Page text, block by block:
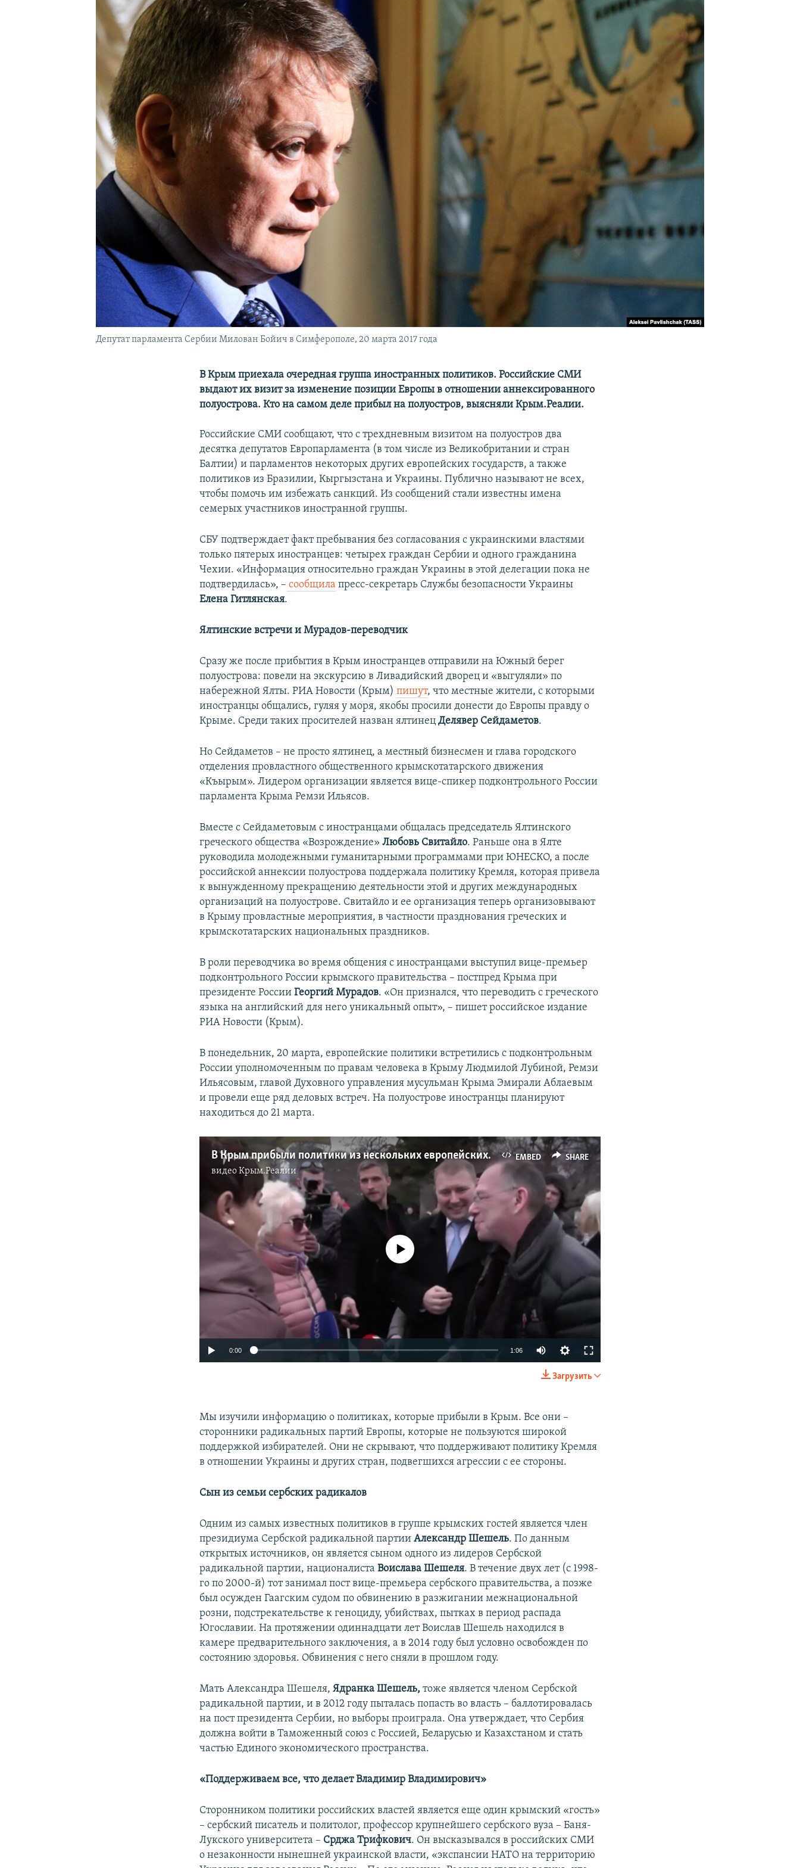
КРЫМ.НЕПОКОРЕННЫЙ
УКРАИНСКАЯ ПРОБЛЕМА КРЫМА
Депутат парламента Сербии Милован Бойич в Симферополе, 20 марта 2017 года
В Крым приехала очередная группа иностранных политиков. Российские СМИ
выдают их визит за изменение позиции Европы в отношении аннексированного
полуострова. Кто на самом деле прибыл на полуостров, выясняли Крым.Реалии.
Российские СМИ сообщают, что с трехдневным визитом на полуостров два
десятка депутатов Европарламента (в том числе из Великобритании и стран
Балтии) и парламентов некоторых других европейских государств, а также
политиков из Бразилии, Кыргызстана и Украины. Публично называют не всех,
чтобы помочь им избежать санкций. Из сообщений стали известны имена
семерых участников иностранной группы.
СБУ подтверждает факт пребывания без согласования с украинскими властями
только пятерых иностранцев: четырех граждан Сербии и одного гражданина
Чехии. «Информация относительно граждан Украины в этой делегации пока не
подтвердилась», – сообщила пресс-секретарь Службы безопасности Украины
Елена Гитлянская.
Ялтинские встречи и Мурадов-переводчик
Сразу же после прибытия в Крым иностранцев отправили на Южный берег
полуострова: повели на экскурсию в Ливадийский дворец и «выгуляли» по
набережной Ялты. РИА Новости (Крым)пишут, что местные жители, с которыми
иностранцы общались, гуляя у моря, якобы просили донести до Европы правду о
Крыме. Среди таких просителей назван ялтинецДелявер Сейдаметов.
Но Сейдаметов – не просто ялтинец, а местный бизнесмен и глава городского
отделения провластного общественного крымскотатарского движения
«Къырым». Лидером организации является вице-спикер подконтрольного России
парламента Крыма Ремзи Ильясов.
Вместе с Сейдаметовым с иностранцами общалась председатель Ялтинского
греческого общества «Возрождение»Любовь Свитайло. Раньше она в Ялте
руководила молодежными гуманитарными программами при ЮНЕСКО, а после
российской аннексии полуострова поддержала политику Кремля, которая привела
к вынужденному прекращению деятельности этой и других международных
организаций на полуострове. Свитайло и ее организация теперь организовывают
в Крыму провластные мероприятия, в частности празднования греческих и
крымскотатарских национальных праздников.
В роли переводчика во время общения с иностранцами выступил вице-премьер
подконтрольного России крымского правительства – постпред Крыма при
президенте РоссииГеоргий Мурадов. «Он признался, что переводить с греческого
языка на английский для него уникальный опыт», – пишет российское издание
РИА Новости (Крым).
В понедельник, 20 марта, европейские политики встретились с подконтрольным
России уполномоченным по правам человека в Крыму Людмилой Лубиной, Ремзи
Ильясовым, главой Духовного управления мусульман Крыма Эмирали Аблаевым
и провели еще ряд деловых встреч. На полуострове иностранцы планируют
находиться до 21 марта.
EMBED SHARE
В Крым прибыли политики из нескольких европейских стран (видео)
видеоКрым.Реалии
SHARE
No media source currently available
0:00 1:06
Загрузить
Мы изучили информацию о политиках, которые прибыли в Крым. Все они –
сторонники радикальных партий Европы, которые не пользуются широкой
поддержкой избирателей. Они не скрывают, что поддерживают политику Кремля
в отношении Украины и других стран, подвегшихся агрессии с ее стороны.
Сын из семьи сербских радикалов
Одним из самых известных политиков в группе крымских гостей является член
президиума Сербской радикальной партииАлександр Шешель. По данным
открытых источников, он является сыном одного из лидеров Сербской
радикальной партии, националистаВоислава Шешеля. В течение двух лет (с 1998-
го по 2000-й) тот занимал пост вице-премьера сербского правительства, а позже
был осужден Гаагским судом по обвинению в разжигании межнациональной
розни, подстрекательстве к геноциду, убийствах, пытках в период распада
Югославии. На протяжении одиннадцати лет Воислав Шешель находился в
камере предварительного заключения, а в 2014 году был условно освобожден по
состоянию здоровья. Обвинения с него сняли в прошлом году.
Мать Александра Шешеля,Ядранка Шешель, тоже является членом Сербской
радикальной партии, и в 2012 году пыталась попасть во власть – баллотировалась
на пост президента Сербии, но выборы проиграла. Она утверждает, что Сербия
должна войти в Таможенный союз с Россией, Беларусью и Казахстаном и стать
частью Единого экономического пространства.
«Поддерживаем все, что делает Владимир Владимирович»
Сторонником политики российских властей является еще один крымский «гость»
– сербский писатель и политолог, профессор крупнейшего сербского вуза – Баня-
Лукского университета – Срджа Трифкович. Он высказывался в российских СМИ
о незаконности нынешней украинской власти, «экспансии НАТО на территорию